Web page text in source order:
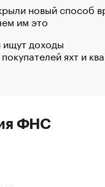
новый способ
им это
ищут доходы
яхт и
ФНС